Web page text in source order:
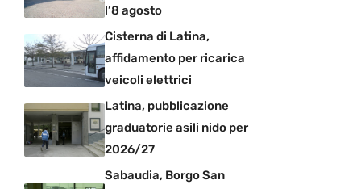
l’8 agosto
Cisterna di Latina,
affidamento per ricarica
veicoli elettrici
Latina, pubblicazione
graduatorie asili nido per
2026/27
Sabaudia, Borgo San